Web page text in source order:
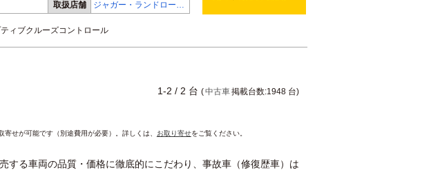
取扱店舗
ジャガー・ランドローバ
ー 幕張
ィブクルーズコントロール
1-2 / 2 台 (中古車掲載台数:1948 台)
せが可能です（別途費用が必要）。詳しくは、 お取り寄せをご覧ください。
する車両の品質・価格に徹底的にこだわり、事故車（修復歴車）は